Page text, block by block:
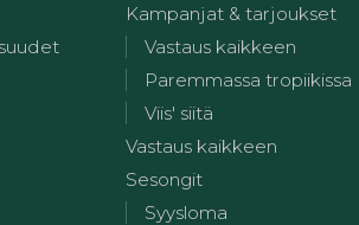
Kampanjat & tarjoukset
Vastaus kaikkeen
Paremmassa tropiikissa
Viis' siitä
Vastaus kaikkeen
Sesongit
Syysloma